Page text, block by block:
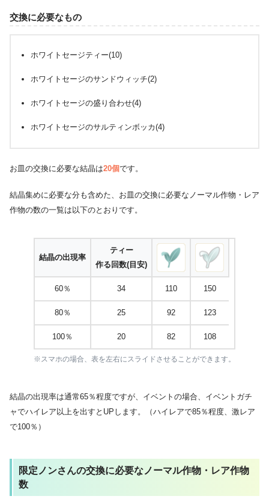
交換に必要なもの
ホワイトセージティー(10)
ホワイトセージのサンドウィッチ(2)
ホワイトセージの盛り合わせ(4)
ホワイトセージのサルティンボッカ(4)
お皿の交換に必要な結晶は20個です。
結晶集めに必要な分も含めた、お皿の交換に必要なノーマル作物・レア
作物の数の一覧は以下のとおりです。
結晶の出現率
ティー
作る回数(目安)
60％ 34 110 150
80％ 25 92 123
100％ 20 82 108
※スマホの場合、表を左右にスライドさせることができます。
結晶の出現率は通常65％程度ですが、イベントの場合、イベントガチ
ャでハイレア以上を出すとUPします。（ハイレアで85％程度、激レア
で100％）
限定ノンさんの交換に必要なノーマル作物・レア作物
数